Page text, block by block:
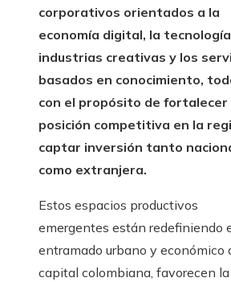
corporativos orientados a la
economía digital, la
industrias creativas y los
basados en conocimiento,
con el propósito de fortalecer
posición competitiva en la
captar inversión tanto
como extranjera.
Estos espacios productivos
emergentes están redefiniendo
entramado urbano y económico
capital colombiana, favorecen la